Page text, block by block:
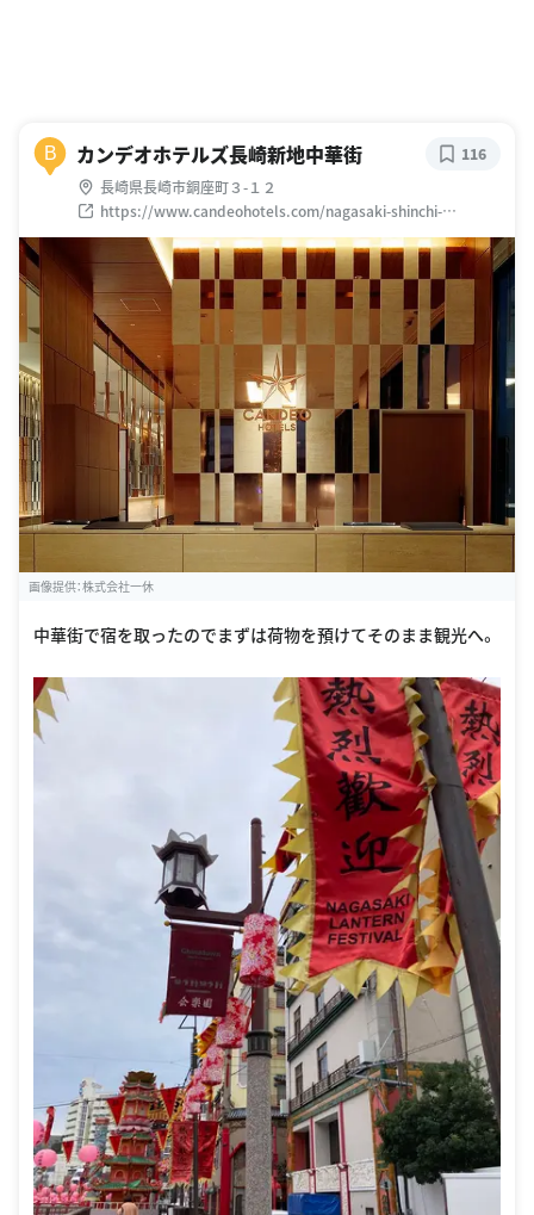
B カンデオホテルズ長崎新地中華街
長崎県長崎市銅座町３-１２
https://www.candeohotels.com/nagasaki-shinchi-
chinatown/
116
画像提供：株式会社一休
中華街で宿を取ったのでまずは荷物を預けてそのまま観光へ。